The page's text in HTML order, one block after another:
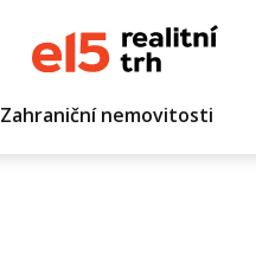
Zahraniční nemovitosti